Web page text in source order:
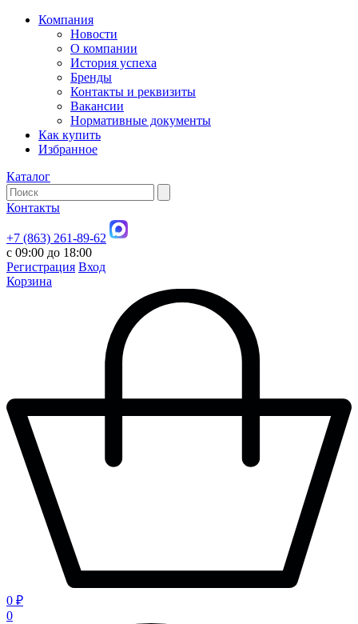
Компания
Новости
О компании
История успеха
Бренды
Контакты и реквизиты
Вакансии
Нормативные документы
Как купить
Избранное
Каталог
Контакты
+7 (863) 261-89-62
с 09:00 до 18:00
Регистрация Вход
Корзина
0 ₽
0